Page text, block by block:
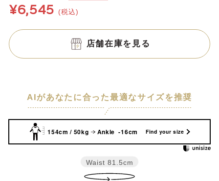
¥6,545 (税込)
店舗在庫を見る
AIがあなたに合った最適なサイズを推奨
154cm / 50kg Ankle -16cm Find your size
Waist 81.5cm